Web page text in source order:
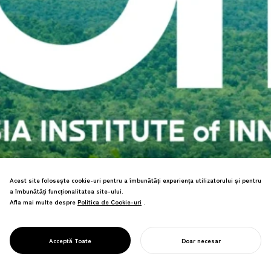
ASIA INSTITUTE
OF INNOVATION
Innovation University, which cultivates
future of the planet from the far corners
Acest site folosește cookie-uri pentru a îmbunătăți experiența utilizatorului și pentru
a îmbunătăți funcționalitatea site-ului.
Afla mai multe despre Politica de Cookie-uri
Politica de Cookie-uri .
Acceptă Toate Doar necesar